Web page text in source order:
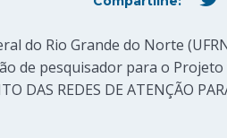
do Rio Grande do Norte
de pesquisador para o Projeto
DAS REDES DE ATENÇÃO